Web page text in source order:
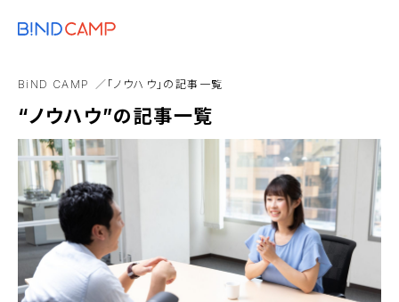
Webアプリ
Web制作事業者
BiND CAMP 「ノウハウ」の記事一覧
“ノウハウ”の記事一覧